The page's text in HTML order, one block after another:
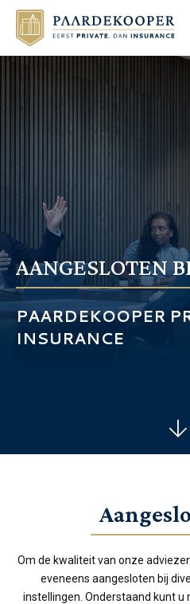
AANGESLOTEN
PAARDEKOOPER
INSURANCE
Om de kwaliteit van onze
eveneens aangesloten bij
instellingen. Onderstaand kunt u